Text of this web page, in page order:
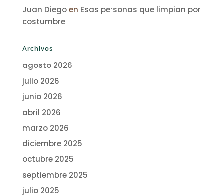
Juan Diegoen Esas personas que limpian por
costumbre
Archivos
agosto 2026
julio 2026
junio 2026
abril 2026
marzo 2026
diciembre 2025
octubre 2025
septiembre 2025
julio 2025